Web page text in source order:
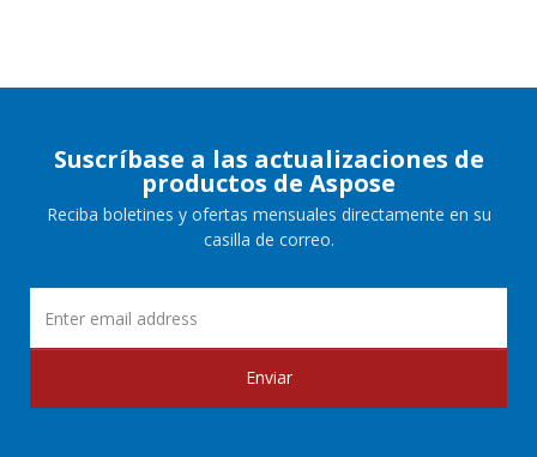
Suscríbase a las actualizaciones de
productos de Aspose
Reciba boletines y ofertas mensuales directamente en su
casilla de correo.
Enviar